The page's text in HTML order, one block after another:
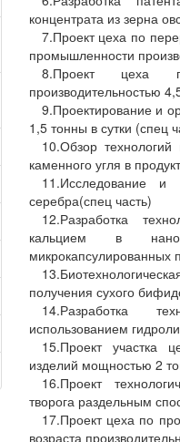
концентрата из зерна
7.Проект цеха по
промышленности
8.Проект цеха
производительностью
9.Проектирование и
1,5 тонны в сутки (спец
10.Обзор
каменного угля в
11.Исследование и
серебра(спец часть)
12.Разработка
кальцием в
микрокапсулированных
получения сухого
14.Разработка
использованием
15.Проект участка
изделий мощностью 2
16.Проект
творога раздельным
17.Проект цеха по
возраста